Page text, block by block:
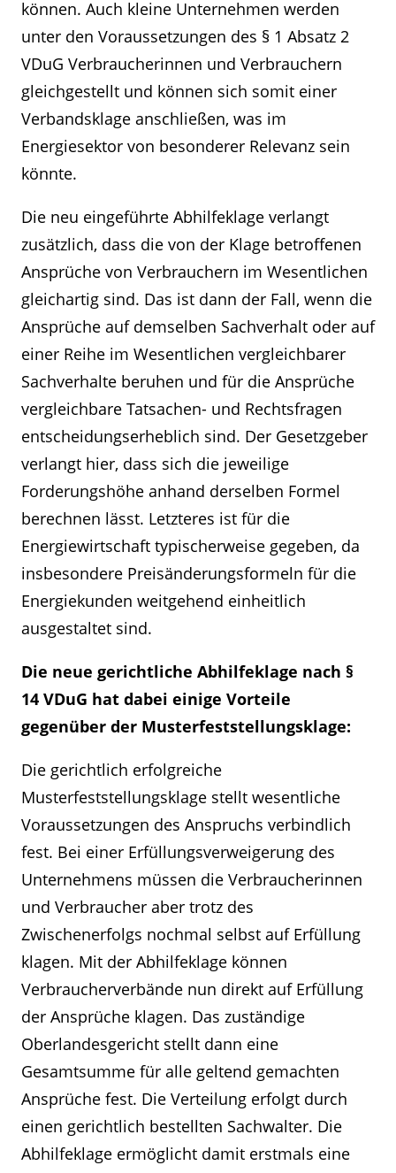
können. Auch kleine Unternehmen werden
unter den Voraussetzungen des § 1 Absatz 2
VDuG Verbraucherinnen und Verbrauchern
gleichgestellt und können sich somit einer
Verbandsklage anschließen, was im
Energiesektor von besonderer Relevanz sein
könnte.
Die neu eingeführte Abhilfeklage verlangt
zusätzlich, dass die von der Klage betroffenen
Ansprüche von Verbrauchern im Wesentlichen
gleichartig sind. Das ist dann der Fall, wenn die
Ansprüche auf demselben Sachverhalt oder auf
einer Reihe im Wesentlichen vergleichbarer
Sachverhalte beruhen und für die Ansprüche
vergleichbare Tatsachen- und Rechtsfragen
entscheidungserheblich sind. Der Gesetzgeber
verlangt hier, dass sich die jeweilige
Forderungshöhe anhand derselben Formel
berechnen lässt. Letzteres ist für die
Energiewirtschaft typischerweise gegeben, da
insbesondere Preisänderungsformeln für die
Energiekunden weitgehend einheitlich
ausgestaltet sind.
Die neue gerichtliche Abhilfeklage nach §
14 VDuG hat dabei einige Vorteile
gegenüber der Musterfeststellungsklage:
Die gerichtlich erfolgreiche
Musterfeststellungsklage stellt wesentliche
Voraussetzungen des Anspruchs verbindlich
fest. Bei einer Erfüllungsverweigerung des
Unternehmens müssen die Verbraucherinnen
und Verbraucher aber trotz des
Zwischenerfolgs nochmal selbst auf Erfüllung
klagen. Mit der Abhilfeklage können
Verbraucherverbände nun direkt auf Erfüllung
der Ansprüche klagen. Das zuständige
Oberlandesgericht stellt dann eine
Gesamtsumme für alle geltend gemachten
Ansprüche fest. Die Verteilung erfolgt durch
einen gerichtlich bestellten Sachwalter. Die
Abhilfeklage ermöglicht damit erstmals eine